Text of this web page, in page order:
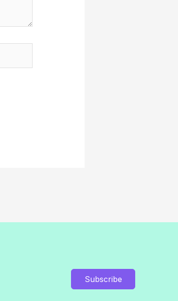
Subscribe